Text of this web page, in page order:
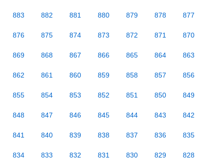
883 882 881 880 879 878 877
876 875 874 873 872 871 870
869 868 867 866 865 864 863
862 861 860 859 858 857 856
855 854 853 852 851 850 849
848 847 846 845 844 843 842
841 840 839 838 837 836 835
834 833 832 831 830 829 828